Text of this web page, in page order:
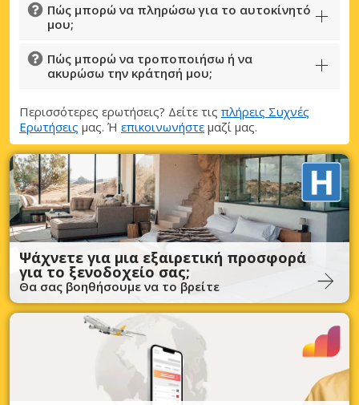
Πώς μπορώ να πληρώσω για το αυτοκίνητό
μου;
Πώς μπορώ να τροποποιήσω ή να
ακυρώσω την κράτησή μου;
Περισσότερες ερωτήσεις? Δείτε τις πλήρεις Συχνές
Ερωτήσεις μας. Ή επικοινωνήστε μαζί μας.
Ψάχνετε για μια εξαιρετική προσφορά
για το ξενοδοχείο σας;
Θα σας βοηθήσουμε να το βρείτε